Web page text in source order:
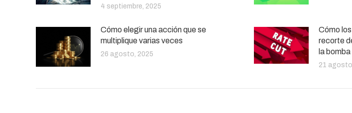
4 septiembre, 2025
Cómo elegir una acción que se
multiplique varias veces
26 agosto, 2025
Cómo
recorte
la
21